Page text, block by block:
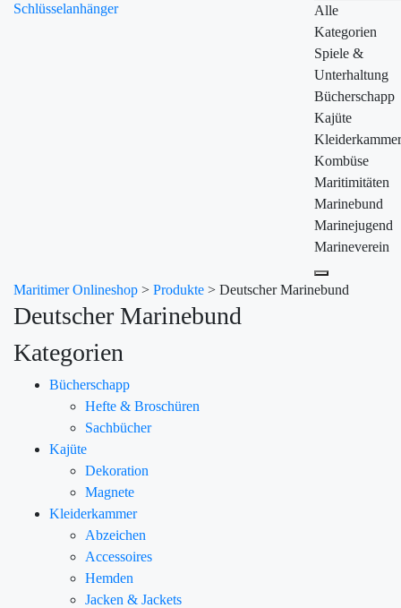
Schlüsselanhänger
Alle
Kategorien
Spiele &
Unterhaltung
Bücherschapp
Kajüte
Kleiderkammer
Kombüse
Maritimitäten
Marinebund
Marinejugend
Marineverein
Maritimer Onlineshop > Produkte > Deutscher Marinebund
Deutscher Marinebund
Kategorien
Bücherschapp
Hefte & Broschüren
Sachbücher
Kajüte
Dekoration
Magnete
Kleiderkammer
Abzeichen
Accessoires
Hemden
Jacken & Jackets